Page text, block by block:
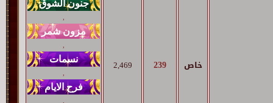
خاص 239
2,469
,
,
,